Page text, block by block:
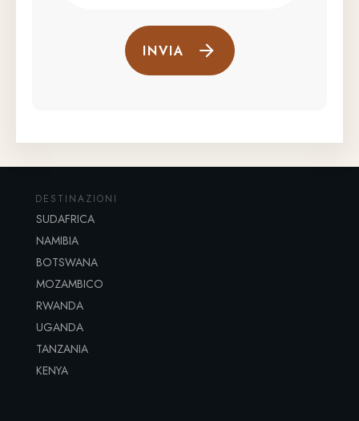
INVIA
DESTINAZIONI
SUDAFRICA
NAMIBIA
BOTSWANA
MOZAMBICO
RWANDA
UGANDA
TANZANIA
KENYA